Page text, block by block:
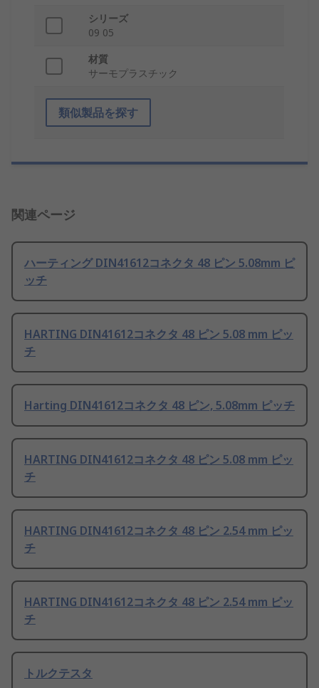
シリーズ
09 05
材質
サーモプラスチック
類似製品を探す
関連ページ
ハーティング DIN41612コネクタ 48 ピン 5.08mm ピ
ッチ
HARTING DIN41612コネクタ 48 ピン 5.08 mm ピッ
チ
Harting DIN41612コネクタ 48 ピン, 5.08mm ピッチ
HARTING DIN41612コネクタ 48 ピン 5.08 mm ピッ
チ
HARTING DIN41612コネクタ 48 ピン 2.54 mm ピッ
チ
HARTING DIN41612コネクタ 48 ピン 2.54 mm ピッ
チ
トルクテスタ